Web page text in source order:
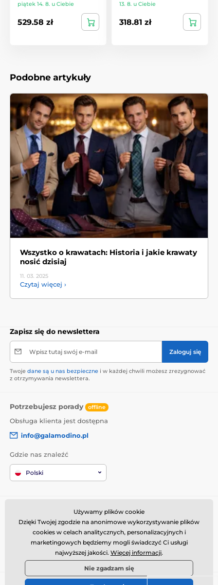
piątek 14. 8. u Ciebie
529.58 zł
13. 8. u Ciebie
318.81 zł
Podobne artykuły
Wszystko o krawatach: Historia i jakie krawaty
nosić dzisiaj
11. 03. 2025
Czytaj więcej ›
Zapisz się do newslettera
Wpisz tutaj swój e-mail Zaloguj się
Twoje dane są u nas bezpieczne i w każdej chwili możesz zrezygnować
z otrzymywania newslettera.
Potrzebujesz porady offline
Obsługa klienta jest dostępna
info@galamodino.pl
Gdzie nas znaleźć
Polski
Informacje o zakupach
Regulamin zakupów
Zwroty i reklamacje
Kim jesteśmy
O nas
Dane kontaktowe
Współpraca z Galamodino
Używamy plików cookie
Dzięki Twojej zgodzie na anonimowe wykorzystywanie plików
cookies w celach analitycznych, personalizacyjnych i
marketingowych będziemy mogli świadczyć Ci usługi
najwyższej jakości. Więcej informacji.
Nie zgadzam się